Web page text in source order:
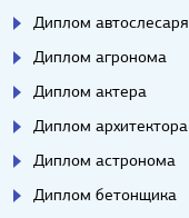
Диплом автослесаря
Диплом агронома
Диплом актера
Диплом архитектора
Диплом астронома
Диплом бетонщика